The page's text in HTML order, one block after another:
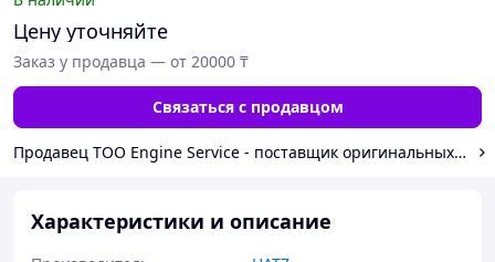
Цену уточняйте
Заказ у продавца — от 20000 ₸
Связаться с продавцом
Продавец ТОО Engine Service - поставщик оригинальных з/ч
Характеристики и описание